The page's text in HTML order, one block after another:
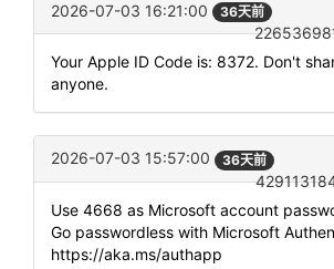
2026-07-03 16:21:00 36天前
Your Apple ID Code is: 8372. Don't
anyone.
2026-07-03 15:57:00 36天前
Use 4668 as Microsoft account
Go passwordless with Microsoft
https://aka.ms/authapp